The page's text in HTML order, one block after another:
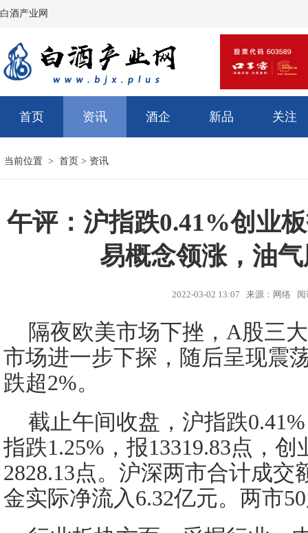
白酒产业网
首页 资讯 酒企 新品 关注
当前位置 > 首页 > 资讯
午评：沪指跌0.41%创业
易概念领涨，油
2022-03-02 13:07 来源：网络
隔夜欧美市场下挫，A股三
市场进一步下探，随后呈现震
跌超2%。
截止午间收盘，沪指跌
指跌1.25%，报13319.83点，
2828.13点。沪深两市合计成交
金实际净流入6.32亿元。两市